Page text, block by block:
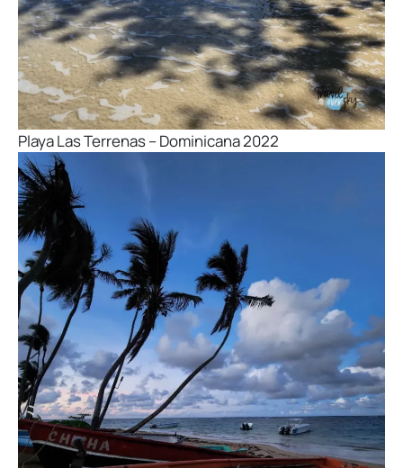
Playa Las Terrenas – Dominicana 2022